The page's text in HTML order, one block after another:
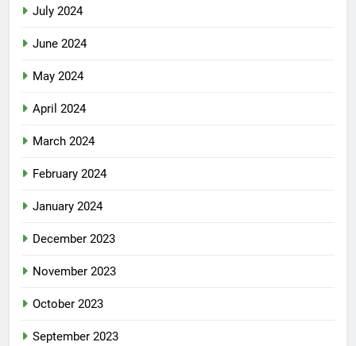
July 2024
June 2024
May 2024
April 2024
March 2024
February 2024
January 2024
December 2023
November 2023
October 2023
September 2023